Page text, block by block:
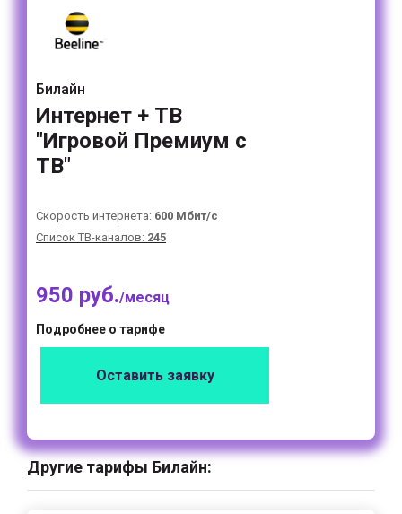
Билайн
Интернет + ТВ
"Игровой Премиум с
ТВ"
Скорость интернета: 600 Мбит/с
Список ТВ-каналов: 245
950 руб./месяц
Подробнее о тарифе
Оставить заявку
Другие тарифы Билайн: